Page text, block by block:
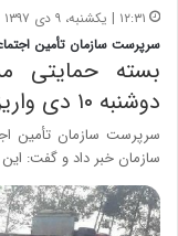
۱۲:۳۱ | یکشنبه، ۹ دی ۱۳۹۷
سرپرست سازمان تأمین
بسته حمایتی
دوشنبه ۱۰ دی واریز می‌شود
سرپرست سازمان تأمین
سازمان خبر داد و گفت: